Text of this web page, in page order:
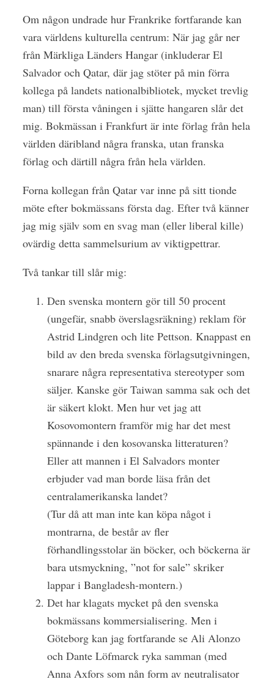
Om någon undrade hur Frankrike fortfarande kan
vara världens kulturella centrum: När jag går ner
från Märkliga Länders Hangar (inkluderar El
Salvador och Qatar, där jag stöter på min förra
kollega på landets nationalbibliotek, mycket trevlig
man) till första våningen i sjätte hangaren slår det
mig. Bokmässan i Frankfurt är inte förlag från hela
världen däribland några franska, utan franska
förlag och därtill några från hela världen.
Forna kollegan från Qatar var inne på sitt tionde
möte efter bokmässans första dag. Efter två känner
jag mig själv som en svag man (eller liberal kille)
ovärdig detta sammelsurium av viktigpettrar.
Två tankar till slår mig:
Den svenska montern gör till 50 procent
(ungefär, snabb överslagsräkning) reklam för
Astrid Lindgren och lite Pettson. Knappast en
bild av den breda svenska förlagsutgivningen,
snarare några representativa stereotyper som
säljer. Kanske gör Taiwan samma sak och det
är säkert klokt. Men hur vet jag att
Kosovomontern framför mig har det mest
spännande i den kosovanska litteraturen?
Eller att mannen i El Salvadors monter
erbjuder vad man borde läsa från det
centralamerikanska landet?
(Tur då att man inte kan köpa något i
montrarna, de består av fler
förhandlingsstolar än böcker, och böckerna är
bara utsmyckning, ”not for sale” skriker
lappar i Bangladesh-montern.)
Det har klagats mycket på den svenska
bokmässans kommersialisering. Men i
Göteborg kan jag fortfarande se Ali Alonzo
och Dante Löfmarck ryka samman (med
Anna Axfors som nån form av neutralisator